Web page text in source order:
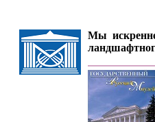
Мы искренне